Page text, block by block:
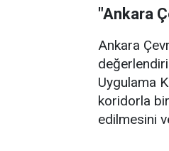
"Ankara
Ankara
Uygulama
koridorla
edilmesini